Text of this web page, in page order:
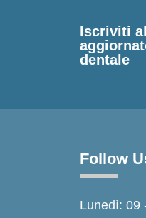
Iscriviti
dentale
Follow
Lunedì: 09